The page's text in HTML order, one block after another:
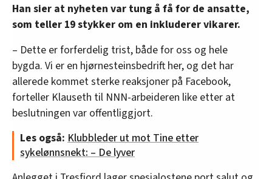
Han sier at nyheten var tung å få for de ansatte,
som teller 19 stykker om en inkluderer vikarer.
– Dette er forferdelig trist, både for oss og hele
bygda. Vi er en hjørnesteinsbedrift her, og det har
allerede kommet sterke reaksjoner på Facebook,
forteller Klauseth til NNN-arbeideren like etter at
beslutningen var offentliggjort.
Les også: Klubbleder ut mot Tine etter
sykelønnsnekt: – De lyver